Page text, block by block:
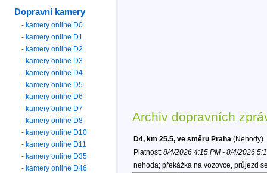
Archiv dopravních
D4, km 25.5, ve směru Praha (Nehody)
Platnost: 8/4/2026 4:15 PM - 8/4/2026
nehoda; překážka na vozovce, průjezd
Dopravní kamery
- kamery online D0
- kamery online D1
- kamery online D2
- kamery online D3
- kamery online D4
- kamery online D5
- kamery online D6
- kamery online D7
- kamery online D8
- kamery online D10
- kamery online D11
- kamery online D35
- kamery online D46